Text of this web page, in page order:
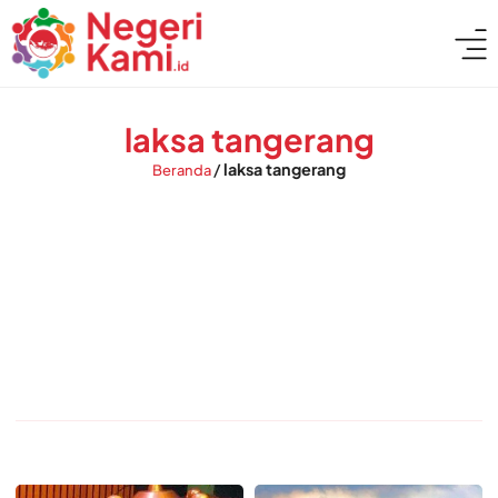
laksa tangerang
Beranda/laksa tangerang